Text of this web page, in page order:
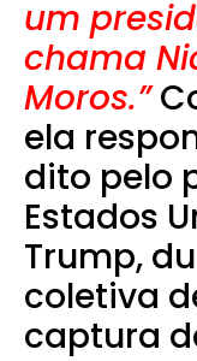
um
chama
Moros.”
ela
dito pelo
Estados
Trump,
coletiva
captura